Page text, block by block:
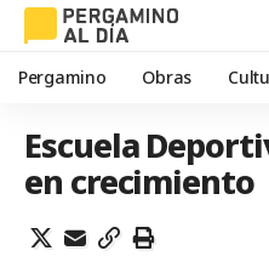
Pergamino Obras
Escuela
en crecimiento